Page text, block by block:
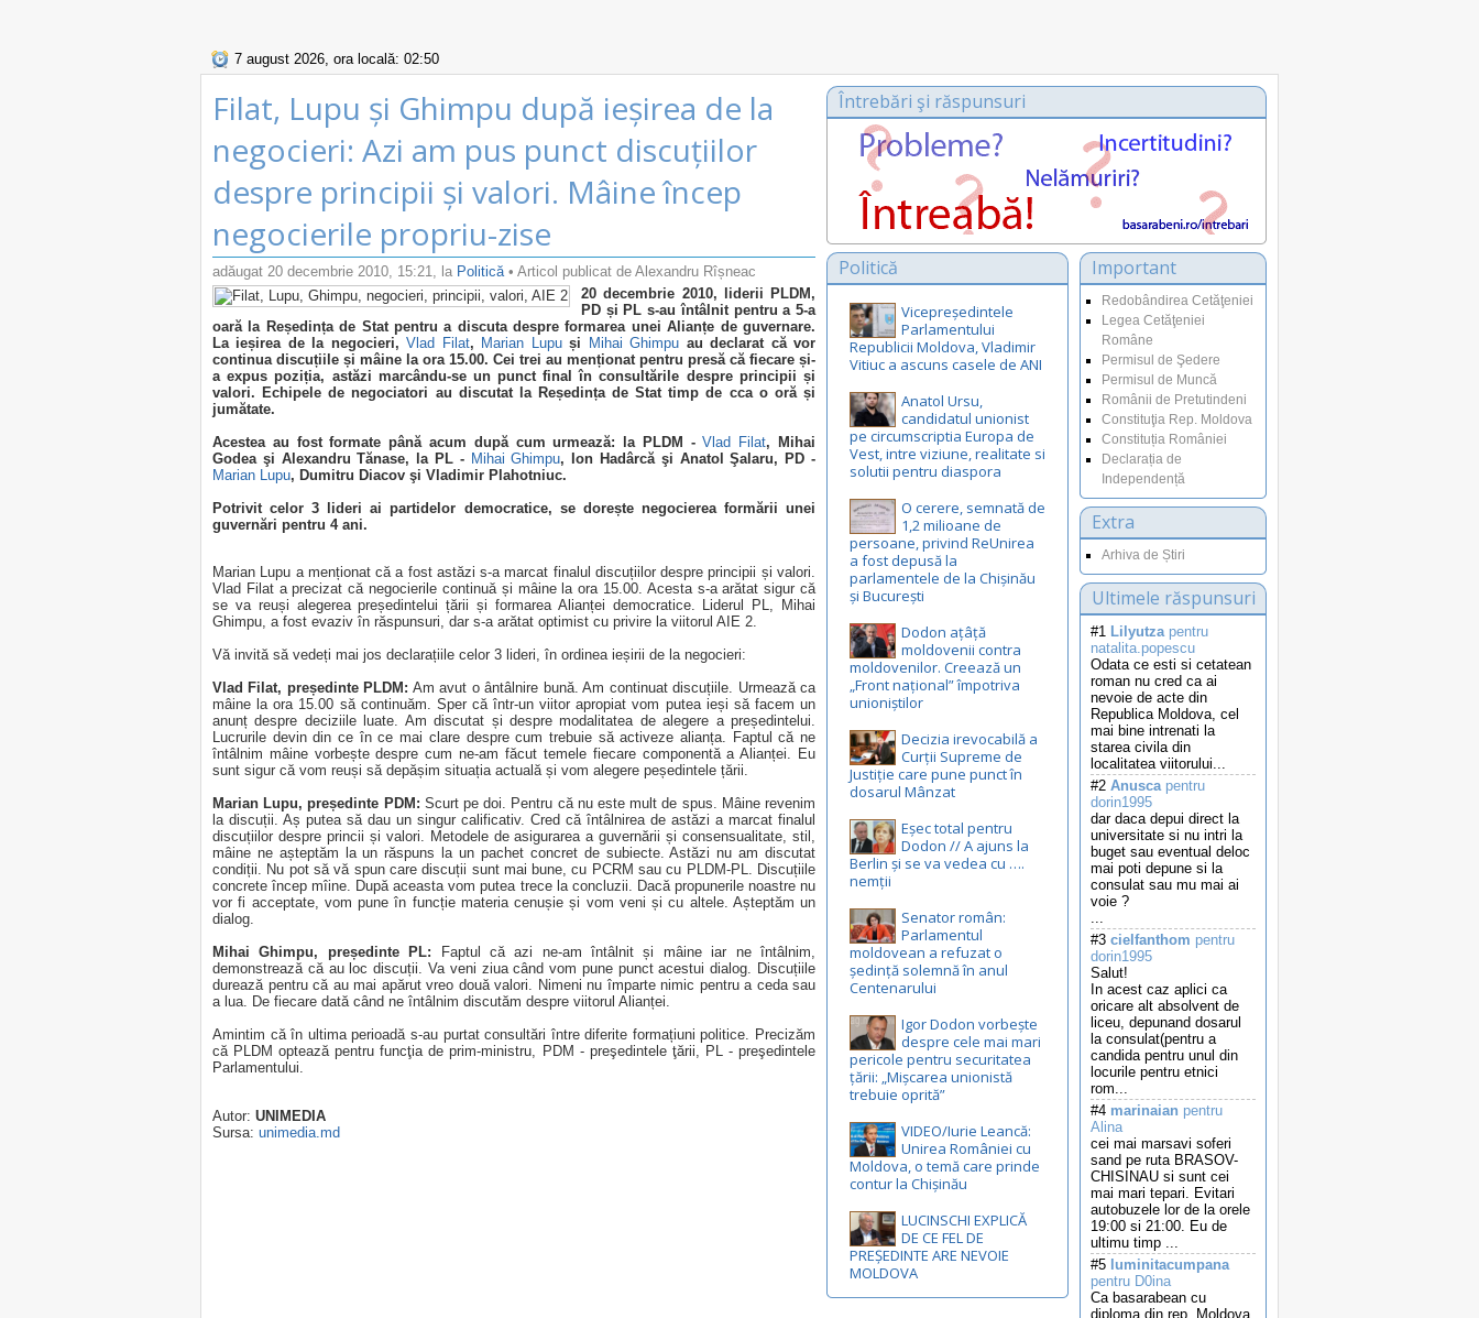
7 august 2026, ora locală: 02:50
Filat, Lupu și Ghimpu după ieșirea de la
negocieri: Azi am pus punct discuțiilor
despre principii și valori. Mâine încep
negocierile propriu-zise
adăugat 20 decembrie 2010, 15:21, la Politică• Articol publicat de Alexandru Rîșneac
20 decembrie 2010, liderii PLDM,
PD și PL s-au întâlnit pentru a 5-a
oară la Reședința de Stat pentru a discuta despre formarea unei Alianțe de guvernare.
La ieșirea de la negocieri,Vlad Filat, Marian Lupuși Mihai Ghimpu au declarat că vor
continua discuțiile și mâine la ora 15.00. Cei trei au menționat pentru presă că fiecare și-
a expus poziția, astăzi marcându-se un punct final în consultările despre principii și
valori. Echipele de negociatori au discutat la Reședința de Stat timp de cca o oră și
jumătate.
Acestea au fost formate până acum după cum urmează: la PLDM -Vlad Filat, Mihai
Godea şi Alexandru Tănase, la PL - Mihai Ghimpu, Ion Hadârcă şi Anatol Şalaru, PD -
Marian Lupu, Dumitru Diacov şi Vladimir Plahotniuc.
Potrivit celor 3 lideri ai partidelor democratice, se dorește negocierea formării unei
guvernări pentru 4 ani.
Marian Lupu a menționat că a fost astăzi s-a marcat finalul discuțiilor despre principii și valori.
Vlad Filat a precizat că negocierile continuă și mâine la ora 15.00. Acesta s-a arătat sigur că
se va reuși alegerea președintelui țării și formarea Alianței democratice. Liderul PL, Mihai
Ghimpu, a fost evaziv în răspunsuri, dar s-a arătat optimist cu privire la viitorul AIE 2.
Vă invită să vedeți mai jos declarațiile celor 3 lideri, în ordinea ieșirii de la negocieri:
Vlad Filat, președinte PLDM: Am avut o ântâlnire bună. Am continuat discuțiile. Urmează ca
mâine la ora 15.00 să continuăm. Sper că într-un viitor apropiat vom putea ieși să facem un
anunț despre deciziile luate. Am discutat și despre modalitatea de alegere a președintelui.
Lucrurile devin din ce în ce mai clare despre cum trebuie să activeze alianța. Faptul că ne
întâlnim mâine vorbește despre cum ne-am făcut temele fiecare componentă a Alianței. Eu
sunt sigur că vom reuși să depășim situația actuală și vom alegere peședintele țării.
Marian Lupu, președinte PDM: Scurt pe doi. Pentru că nu este mult de spus. Mâine revenim
la discuții. Aș putea să dau un singur calificativ. Cred că întâlnirea de astăzi a marcat finalul
discuțiilor despre princii și valori. Metodele de asigurarea a guvernării și consensualitate, stil,
mâine ne așteptăm la un răspuns la un pachet concret de subiecte. Astăzi nu am discutat
condiții. Nu pot să vă spun care discuții sunt mai bune, cu PCRM sau cu PLDM-PL. Discuțiile
concrete încep mîine. După aceasta vom putea trece la concluzii. Dacă propunerile noastre nu
vor fi acceptate, vom pune în funcție materia cenușie și vom veni și cu altele. Așteptăm un
dialog.
Mihai Ghimpu, președinte PL: Faptul că azi ne-am întâlnit și mâine iar ne întâlnim,
demonstrează că au loc discuții. Va veni ziua când vom pune punct acestui dialog. Discuțiile
durează pentru că au mai apărut vreo două valori. Nimeni nu împarte nimic pentru a ceda sau
a lua. De fiecare dată când ne întâlnim discutăm despre viitorul Alianței.
Amintim că în ultima perioadă s-au purtat consultări între diferite formațiuni politice. Precizăm
că PLDM optează pentru funcţia de prim-ministru, PDM - preşedintele ţării, PL - preşedintele
Parlamentului.
Autor: UNIMEDIA
Sursa: unimedia.md
Întrebări şi răspunsuri
Important
Redobândirea Cetăţeniei
Legea Cetăţeniei
Române
Permisul de Şedere
Permisul de Muncă
Românii de Pretutindeni
Constituţia Rep. Moldova
Constituția României
Declarația de
Independență
Extra
Arhiva de Știri
Ultimele răspunsuri
#1 Lilyutzapentru
natalita.popescu
Odata ce esti si cetatean
roman nu cred ca ai
nevoie de acte din
Republica Moldova, cel
mai bine intrenati la
starea civila din
localitatea viitorului...
#2 Anuscapentru
dorin1995
dar daca depui direct la
universitate si nu intri la
buget sau eventual deloc
mai poti depune si la
consulat sau mu mai ai
voie ?
...
#3 cielfanthom pentru
dorin1995
Salut!
In acest caz aplici ca
oricare alt absolvent de
liceu, depunand dosarul
la consulat(pentru a
candida pentru unul din
locurile pentru etnici
rom...
#4 marinaian pentru
Alina
cei mai marsavi soferi
sand pe ruta BRASOV-
CHISINAU si sunt cei
mai mari tepari. Evitari
autobuzele lor de la orele
19:00 si 21:00. Eu de
ultimu timp ...
#5 luminitacumpana
pentru D0ina
Ca basarabean cu
diploma din rep. Moldova
Politică
Vicepreședintele
Parlamentului
Republicii Moldova, Vladimir
Vitiuc a ascuns casele de ANI
Anatol Ursu,
candidatul unionist
pe circumscriptia Europa de
Vest, intre viziune, realitate si
solutii pentru diaspora
O cerere, semnată de
1,2 milioane de
persoane, privind ReUnirea
a fost depusă la
parlamentele de la Chișinău
și București
Dodon ațâță
moldovenii contra
moldovenilor. Creează un
„Front național” împotriva
unioniștilor
Decizia irevocabilă a
Curții Supreme de
Justiție care pune punct în
dosarul Mânzat
Eșec total pentru
Dodon // A ajuns la
Berlin și se va vedea cu ….
nemții
Senator român:
Parlamentul
moldovean a refuzat o
ședință solemnă în anul
Centenarului
Igor Dodon vorbește
despre cele mai mari
pericole pentru securitatea
țării: „Mișcarea unionistă
trebuie oprită”
VIDEO/Iurie Leancă:
Unirea României cu
Moldova, o temă care prinde
contur la Chișinău
LUCINSCHI EXPLICĂ
DE CE FEL DE
PREȘEDINTE ARE NEVOIE
MOLDOVA